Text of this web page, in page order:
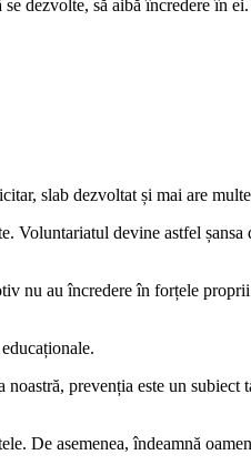
dezvolte, să aibă încredere în
slab dezvoltat și mai are
devine astfel șansa
nu au încredere în forțele proprii
prevenția este un subiect
De asemenea, îndeamnă